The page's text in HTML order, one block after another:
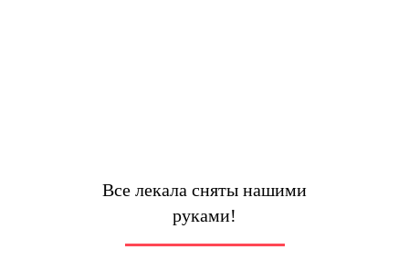
Все лекала сняты нашими
руками!